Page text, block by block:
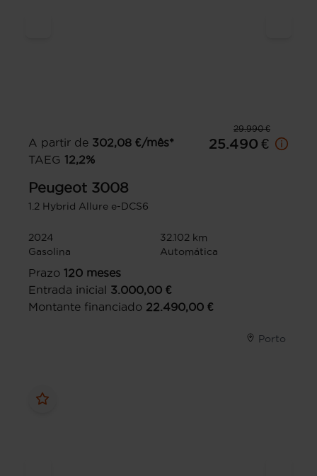
29.990 €
A partir de 302,08 €/mês*
TAEG 12,2%
25.490 €
Peugeot 3008
1.2 Hybrid Allure e-DCS6
2024
32.102 km
Gasolina
Automática
Prazo 120 meses
Entrada inicial
3.000,00 €
Montante financiado 22.490,00 €
Porto